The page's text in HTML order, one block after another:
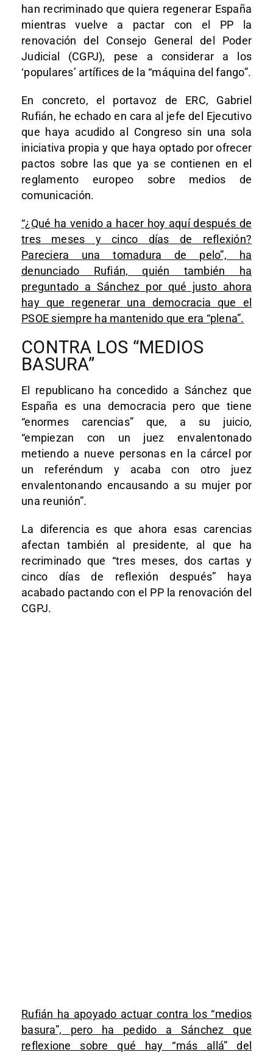
han recriminado que quiera regenerar España
mientras vuelve a pactar con el PP la
renovación del Consejo General del Poder
Judicial (CGPJ), pese a considerar a los
‘populares’ artífices de la “máquina del fango”.
En concreto, el portavoz de ERC, Gabriel
Rufián, he echado en cara al jefe del Ejecutivo
que haya acudido al Congreso sin una sola
iniciativa propia y que haya optado por ofrecer
pactos sobre las que ya se contienen en el
reglamento europeo sobre medios de
comunicación.
“¿Qué ha venido a hacer hoy aquí después de
tres meses y cinco días de reflexión?
Pareciera una tomadura de pelo”, ha
denunciado Rufián, quién también ha
preguntado a Sánchez por qué justo ahora
hay que regenerar una democracia que el
PSOE siempre ha mantenido que era “plena”.
CONTRA LOS “MEDIOS
BASURA”
El republicano ha concedido a Sánchez que
España es una democracia pero que tiene
“enormes carencias” que, a su juicio,
“empiezan con un juez envalentonado
metiendo a nueve personas en la cárcel por
un referéndum y acaba con otro juez
envalentonando encausando a su mujer por
una reunión”.
La diferencia es que ahora esas carencias
afectan también al presidente, al que ha
recriminado que “tres meses, dos cartas y
cinco días de reflexión después” haya
acabado pactando con el PP la renovación del
CGPJ.
Rufián ha apoyado actuar contra los “medios
basura”, pero ha pedido a Sánchez que
reflexione sobre qué hay “más allá” del